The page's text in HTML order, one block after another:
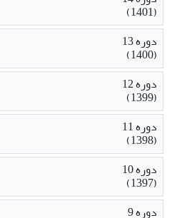
(1401)
دوره 13
(1400)
دوره 12
(1399)
دوره 11
(1398)
دوره 10
(1397)
دوره 9